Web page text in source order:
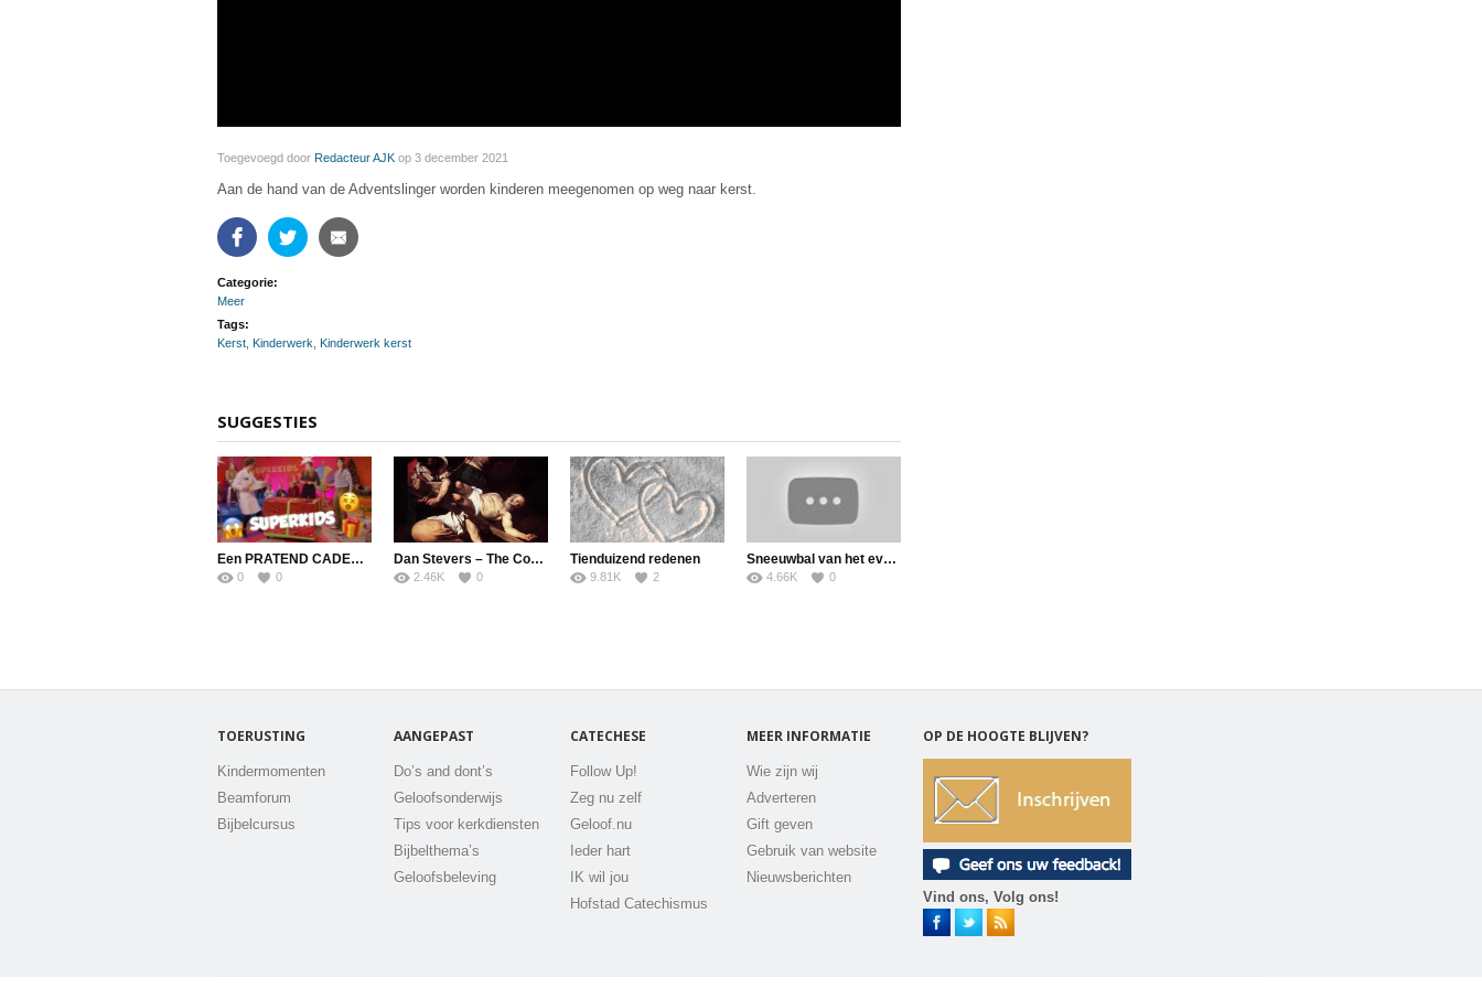
Toegevoegd door Redacteur AJK op 3 december 2021
Aan de hand van de Adventslinger worden kinderen meegenomen op weg naar kerst.
FacebookTwitter
Categorie:
Meer
Tags:
Kerst Kinderwerk Kinderwerk kerst
SUGGESTIES
Een PRATEND CADEAU?! | SuperKids Online
0 0
Dan Stevers – The Cost of Discipleship
2.46K 0
Tienduizend redenen
9.81K 2
Sneeuwbal van het evangelie
4.66K 0
TOERUSTING
Kindermomenten
Beamforum
Bijbelcursus
AANGEPAST
Do’s and dont’s
Geloofsonderwijs
Tips voor kerkdiensten
Bijbelthema’s
Geloofsbeleving
CATECHESE
Follow Up!
Zeg nu zelf
Geloof.nu
Ieder hart
IK wil jou
Hofstad Catechismus
MEER INFORMATIE
Wie zijn wij
Adverteren
Gift geven
Gebruik van website
Nieuwsberichten
OP DE HOOGTE BLIJVEN?
Vind ons, Volg ons!